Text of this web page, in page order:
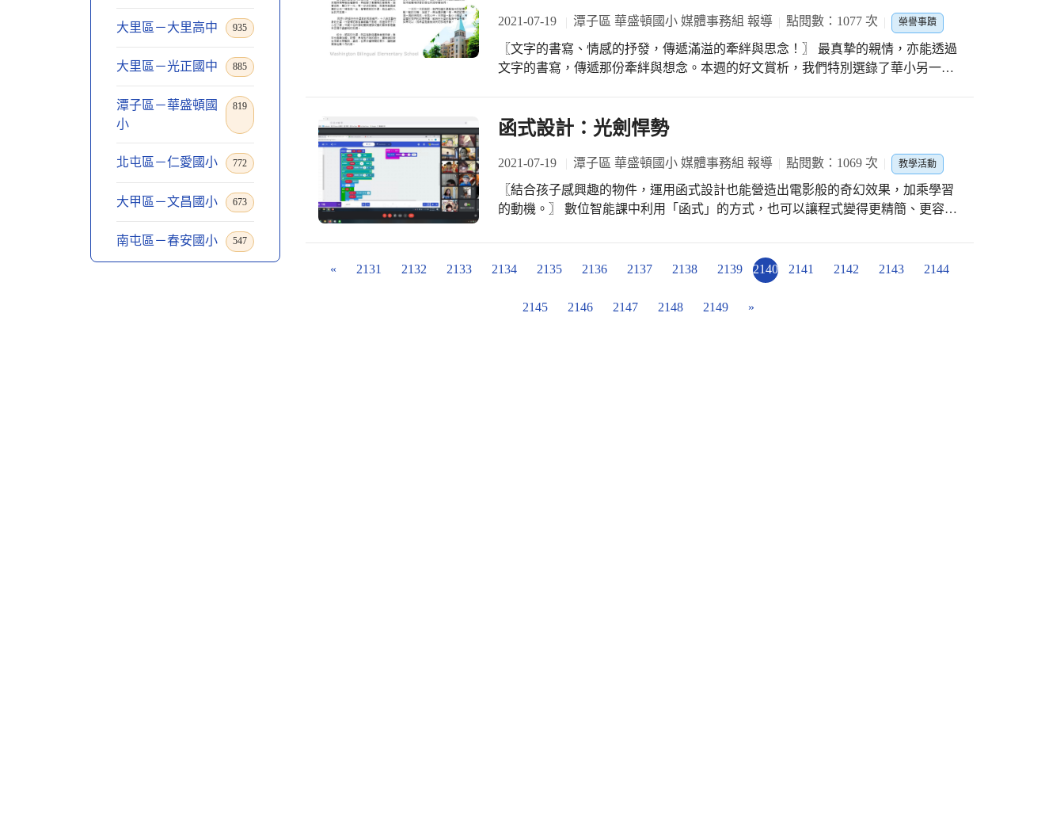
大里區－大里高中 935
大里區－光正國中 885
潭子區－華盛頓國
小
819
北屯區－仁愛國小 772
大甲區－文昌國小 673
南屯區－春安國小 547
會遇到的問題，老師也努力的教我們之後如果遇到問題的話如何解決。為了讓每個
同學都能有被告白的機會，於是我就報名了最佳勇氣獎，讓同學們都能有這個經
驗！老師說這也是一種同學愛的展現唷！」 失戀疫苗課程無法保證孩子日後遇上一
段感情不失戀，而是即便經歷了拒絕，也能夠克服自卑、尷尬的瓶頸，正視自己的
他！這是畢業前 送給 六年級學生 受用一生的禮物！
唱團，只是想在這樣有些悶的三級防疫期間，透過孩子的歌聲，傳遞讓你心臟異常
跳動的聲音！ 食物可以撫慰你我的心，飲料可以適度讓你覺得暢快，運動可以排除
心靈的雜質，而新光國中合唱團，則是可以按摩你的耳朵、燙平你不安的靈魂。 謝
謝享婕老師、翊君老師，還有這一群可愛的合唱團！
2021-07-19 潭子區 華盛頓國小 媒體事務組 報導 點閱數：1077 次 榮譽事蹟
〖文字的書寫、情感的抒發，傳遞滿溢的牽絆與思念！〗 最真摯的親情，亦能透過
文字的書寫，傳遞那份牽絆與想念。本週的好文賞析，我們特別選錄了華小另一位
呈現的文字感官世界！
函式設計：光劍悍勢
2021-07-19 潭子區 華盛頓國小 媒體事務組 報導 點閱數：1069 次 教學活動
〖結合孩子感興趣的物件，運用函式設計也能營造出電影般的奇幻效果，加乘學習
的動機。〗 數位智能課中利用「函式」的方式，也可以讓程式變得更精簡、更容易
函式時，透過數字型參數來傳送所需要的LED燈數量；使用文字型參數則能傳送所
要指定的LED燈顏色。經由不同的搖晃姿勢，就能呼叫函式，做出有趣的光囉！ 為
了讓孩子們線上複習「函式」，佳灝主任特別將它應用在光劍上，透過程式碼的編
« 2131 2132 2133 2134 2135 2136 2137 2138 2139 2140 2141 2142 2143 2144
2145 2146 2147 2148 2149 »